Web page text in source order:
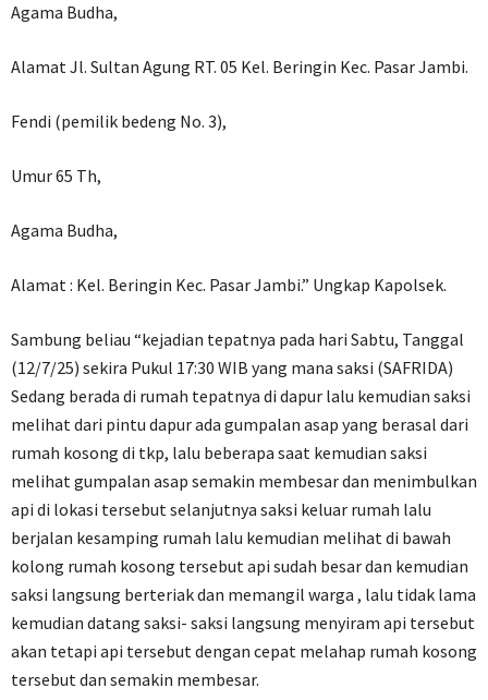
Agama Budha,
Alamat Jl. Sultan Agung RT. 05 Kel. Beringin Kec. Pasar Jambi.
Fendi (pemilik bedeng No. 3),
Umur 65 Th,
Agama Budha,
Alamat : Kel. Beringin Kec. Pasar Jambi.” Ungkap Kapolsek.
Sambung beliau “kejadian tepatnya pada hari Sabtu, Tanggal
(12/7/25) sekira Pukul 17:30 WIB yang mana saksi (SAFRIDA)
Sedang berada di rumah tepatnya di dapur lalu kemudian saksi
melihat dari pintu dapur ada gumpalan asap yang berasal dari
rumah kosong di tkp, lalu beberapa saat kemudian saksi
melihat gumpalan asap semakin membesar dan menimbulkan
api di lokasi tersebut selanjutnya saksi keluar rumah lalu
berjalan kesamping rumah lalu kemudian melihat di bawah
kolong rumah kosong tersebut api sudah besar dan kemudian
saksi langsung berteriak dan memangil warga , lalu tidak lama
kemudian datang saksi- saksi langsung menyiram api tersebut
akan tetapi api tersebut dengan cepat melahap rumah kosong
tersebut dan semakin membesar.